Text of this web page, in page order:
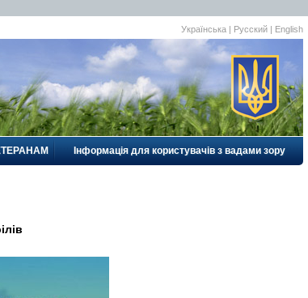
Українська | Русский | English
Інформація для користувачів з вадами зору